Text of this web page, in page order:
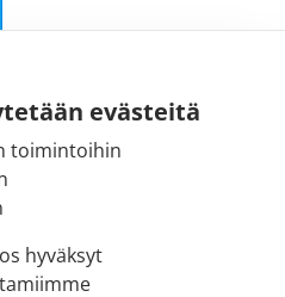
evästeitä
toimintoihin
hyväksyt